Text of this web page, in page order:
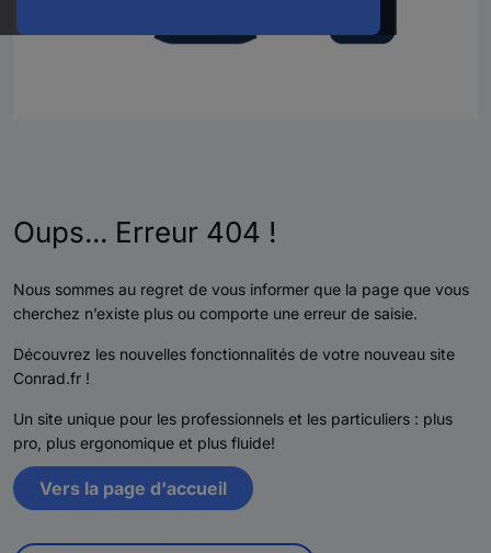
Oups... Erreur 404 !
Nous sommes au regret de vous informer que la page que vous
cherchez n’existe plus ou comporte une erreur de saisie.
Découvrez les nouvelles fonctionnalités de votre nouveau site
Conrad.fr !
Un site unique pour les professionnels et les particuliers : plus
pro, plus ergonomique et plus fluide!
Vers la page d'accueil